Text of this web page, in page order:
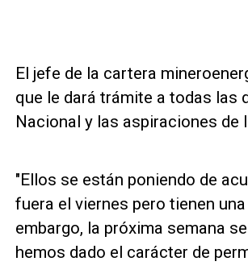
El jefe de la cartera
que le dará trámite a todas las
Nacional y las aspiraciones de
"Ellos se están poniendo de
fuera el viernes pero tienen
embargo, la próxima semana
hemos dado el carácter de